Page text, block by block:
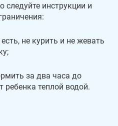
следуйте инструкции и
не курить и не жевать
за два часа до
ребенка теплой водой.